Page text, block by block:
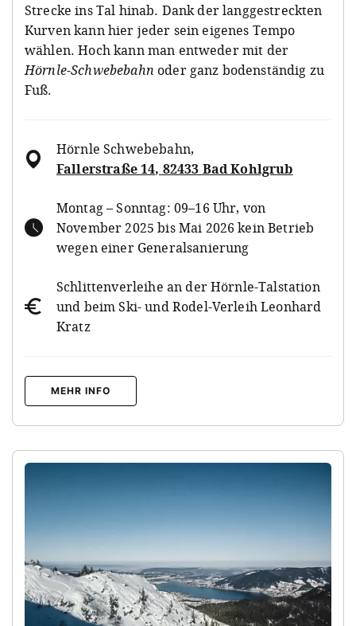
Strecke ins Tal hinab. Dank der langgestreckten
Kurven kann hier jeder sein eigenes Tempo
wählen. Hoch kann man entweder mit der
Hörnle-Schwebebahn oder ganz bodenständig zu
Fuß.
Hörnle Schwebebahn,
Fallerstraße 14, 82433 Bad Kohlgrub
Montag – Sonntag: 09–16 Uhr, von
November 2025 bis Mai 2026 kein Betrieb
wegen einer Generalsanierung
Schlittenverleihe an der Hörnle-Talstation
und beim Ski- und Rodel-Verleih Leonhard
Kratz
MEHR INFO